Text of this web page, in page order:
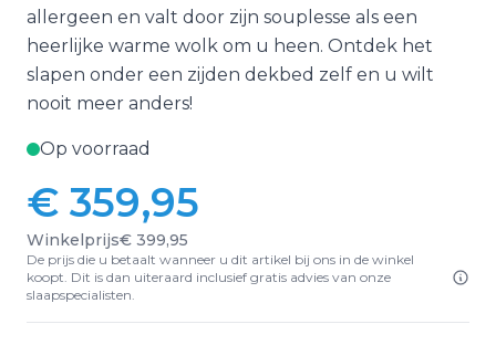
allergeen en valt door zijn souplesse als een
heerlijke warme wolk om u heen. Ontdek het
slapen onder een zijden dekbed zelf en u wilt
nooit meer anders!
Op voorraad
Vanaf:
€ 359,95
Winkelprijs€ 399,95
De prijs die u betaalt wanneer u dit artikel bij ons in de winkel
koopt. Dit is dan uiteraard inclusief gratis advies van onze
slaapspecialisten.